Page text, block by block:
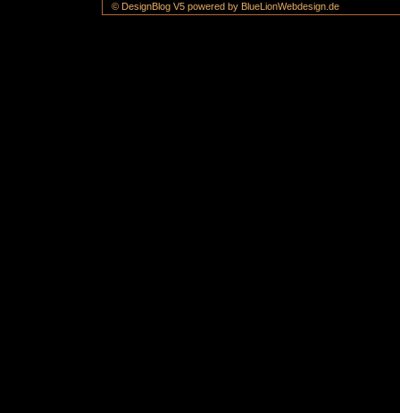
© DesignBlog V5 powered by BlueLionWebdesign.de